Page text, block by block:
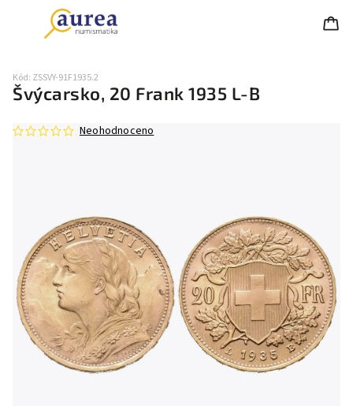
Švýcarsko, 20 Frank 1935 L-B
Kód: ZSSVY-91F1935.2
Neohodnoceno